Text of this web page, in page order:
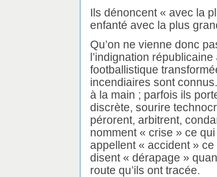
Ils dénoncent « avec la
enfanté avec la plus
Qu’on ne vienne donc
l’indignation
footballistique
incendiaires sont
à la main ; parfois ils
discrète, sourire
pérorent, arbitrent,
nomment « crise » ce
appellent « accident »
disent « dérapage »
route qu’ils ont tracée.